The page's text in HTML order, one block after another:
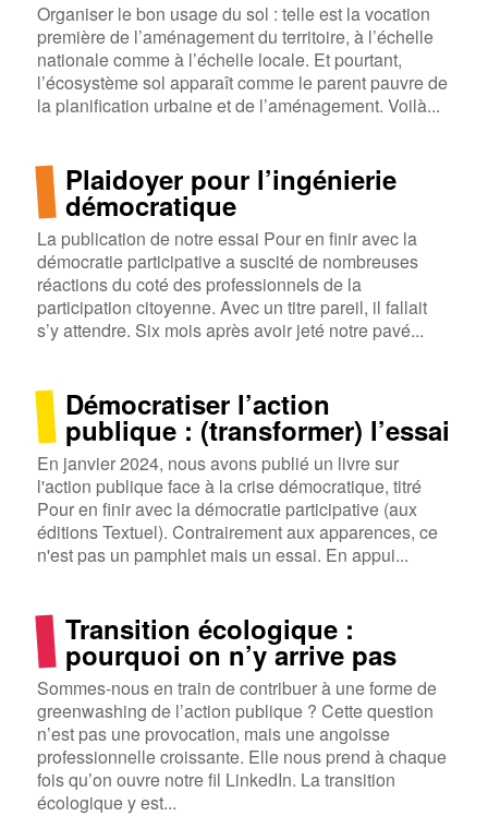
Organiser le bon usage du sol : telle est la vocation
première de l’aménagement du territoire, à l’échelle
nationale comme à l’échelle locale. Et pourtant,
l’écosystème sol apparaît comme le parent pauvre de
la planification urbaine et de l’aménagement. Voilà...
Plaidoyer pour l’ingénierie
démocratique
La publication de notre essai Pour en finir avec la
démocratie participative a suscité de nombreuses
réactions du coté des professionnels de la
participation citoyenne. Avec un titre pareil, il fallait
s’y attendre. Six mois après avoir jeté notre pavé...
Démocratiser l’action
publique : (transformer) l’essai
En janvier 2024, nous avons publié un livre sur
l'action publique face à la crise démocratique, titré
Pour en finir avec la démocratie participative (aux
éditions Textuel). Contrairement aux apparences, ce
n'est pas un pamphlet mais un essai. En appui...
Transition écologique :
pourquoi on n’y arrive pas
Sommes-nous en train de contribuer à une forme de
greenwashing de l’action publique ? Cette question
n’est pas une provocation, mais une angoisse
professionnelle croissante. Elle nous prend à chaque
fois qu’on ouvre notre fil LinkedIn. La transition
écologique y est...